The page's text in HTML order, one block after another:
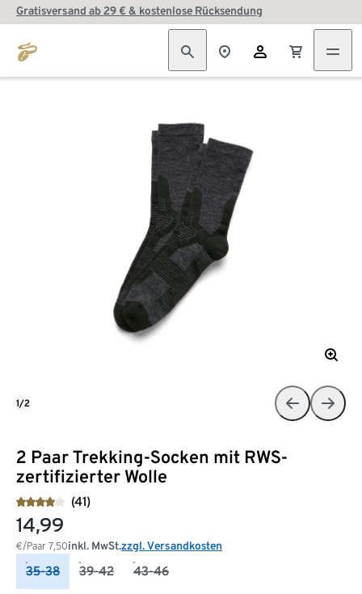
Gratisversand ab 29 € & kostenlose Rücksendung
2 Paar Trekking-Socken mit RWS-
zertifizierter Wolle
(41)
14,99
€/Paar 7,50inkl. MwSt.zzgl. Versandkosten
35-38 39-42 43-46
1/2